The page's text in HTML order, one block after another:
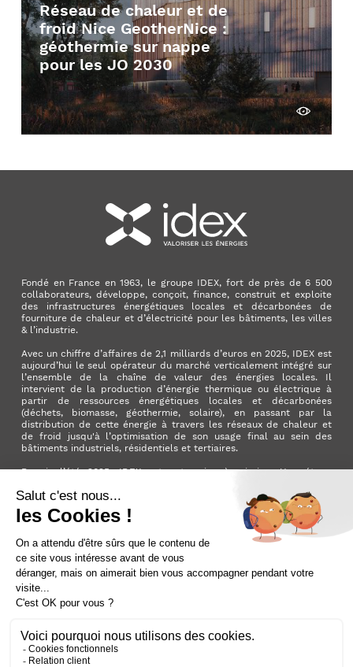
Réseau de chaleur et de
froid Nice GeotherNice :
géothermie sur nappe
pour les JO 2030
Découvrir
Fondé en France en 1963, le groupe IDEX, fort de près de 6 500
collaborateurs, développe, conçoit, finance, construit et exploite
des infrastructures énergétiques locales et décarbonées de
fourniture de chaleur et d’électricité pour les bâtiments, les villes
& l’industrie.
Avec un chiffre d’affaires de 2,1 milliards d’euros en 2025, IDEX est
aujourd’hui le seul opérateur du marché verticalement intégré sur
l’ensemble de la chaîne de valeur des énergies locales. Il
intervient de la production d’énergie thermique ou électrique à
partir de ressources énergétiques locales et décarbonées
(déchets, biomasse, géothermie, solaire), en passant par la
distribution de cette énergie à travers les réseaux de chaleur et
de froid jusqu'à l’optimisation de son usage final au sein des
bâtiments industriels, résidentiels et tertiaires.
Depuis l’été 2025, IDEX est entreprise à mission. Une étape
positif pour la planète et pour la société.
FacebookInstagramYouTube
Mentions légales